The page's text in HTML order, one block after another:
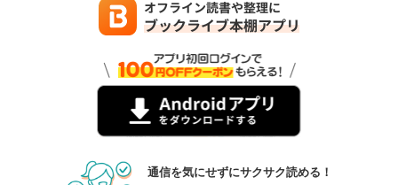
通信を気にせずにサクサク読める！